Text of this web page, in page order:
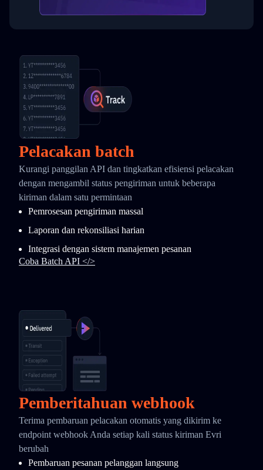
Pelacakan batch
Kurangi panggilan API dan tingkatkan efisiensi pelacakan
dengan mengambil status pengiriman untuk beberapa
kiriman dalam satu permintaan
Pemrosesan pengiriman massal
Laporan dan rekonsiliasi harian
Integrasi dengan sistem manajemen pesanan
Coba Batch API </>
Pemberitahuan webhook
Terima pembaruan pelacakan otomatis yang dikirim ke
endpoint webhook Anda setiap kali status kiriman Evri
berubah
Pembaruan pesanan pelanggan langsung